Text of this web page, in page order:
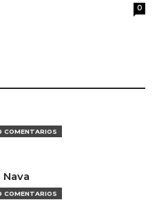
0
COMENTARIOS
COMENTARIOS